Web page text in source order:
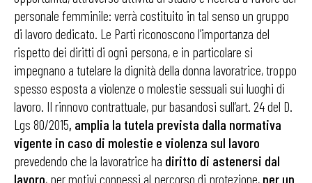
personale femminile: verrà costituito in tal senso un gruppo
di lavoro dedicato. Le Parti riconoscono l’importanza del
rispetto dei diritti di ogni persona, e in particolare si
impegnano a tutelare la dignità della donna lavoratrice, troppo
spesso esposta a violenze o molestie sessuali sui luoghi di
lavoro. Il rinnovo contrattuale, pur basandosi sull’art. 24 del D.
Lgs 80/2015, amplia la tutela prevista dalla normativa
vigente in caso di molestie e violenza sul lavoro
prevedendo che la lavoratrice ha diritto di astenersi dal
lavoro, per motivi connessi al percorso di protezione, per un